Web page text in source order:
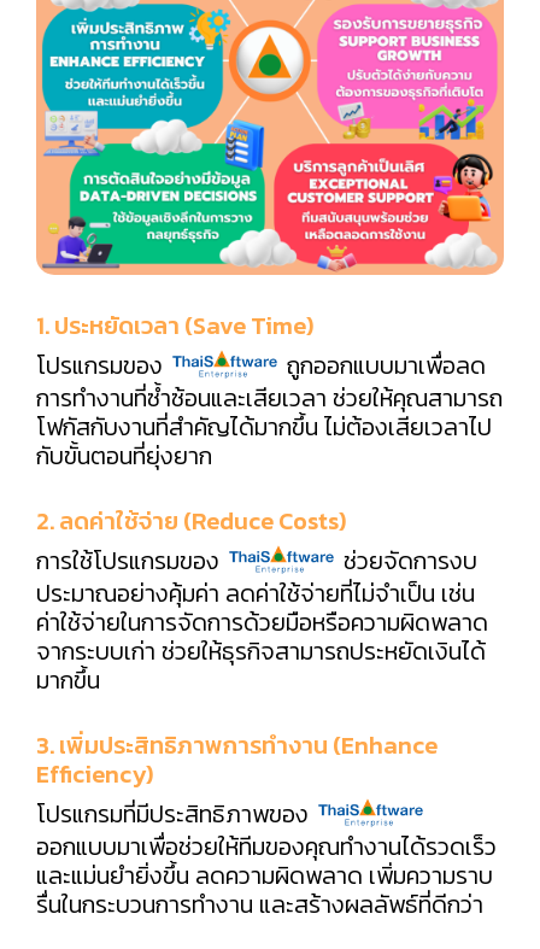
1. ประหยัดเวลา (Save Time)
โปรแกรมของ
ถูกออกแบบมาเพื่อลด
การทำงานที่ซ้ำซ้อนและเสียเวลา ช่วยให้คุณสามารถ
โฟกัสกับงานที่สำคัญได้มากขึ้น ไม่ต้องเสียเวลาไป
กับขั้นตอนที่ยุ่งยาก
2. ลดค่าใช้จ่าย (Reduce Costs)
การใช้โปรแกรมของ
ช่วยจัดการงบ
ประมาณอย่างคุ้มค่า ลดค่าใช้จ่ายที่ไม่จำเป็น เช่น
ค่าใช้จ่ายในการจัดการด้วยมือหรือความผิดพลาด
จากระบบเก่า ช่วยให้ธุรกิจสามารถประหยัดเงินได้
มากขึ้น
3. เพิ่มประสิทธิภาพการทำงาน (Enhance
Efficiency)
โปรแกรมที่มีประสิทธิภาพของ
ออกแบบมาเพื่อช่วยให้ทีมของคุณทำงานได้รวดเร็ว
และแม่นยำยิ่งขึ้น ลดความผิดพลาด เพิ่มความราบ
รื่นในกระบวนการทำงาน และสร้างผลลัพธ์ที่ดีกว่า